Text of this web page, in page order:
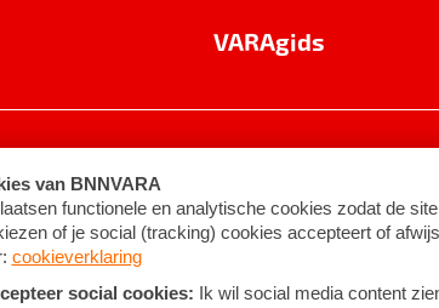
VARAgids
Algemene voorwaarden ©2026BNNVARA